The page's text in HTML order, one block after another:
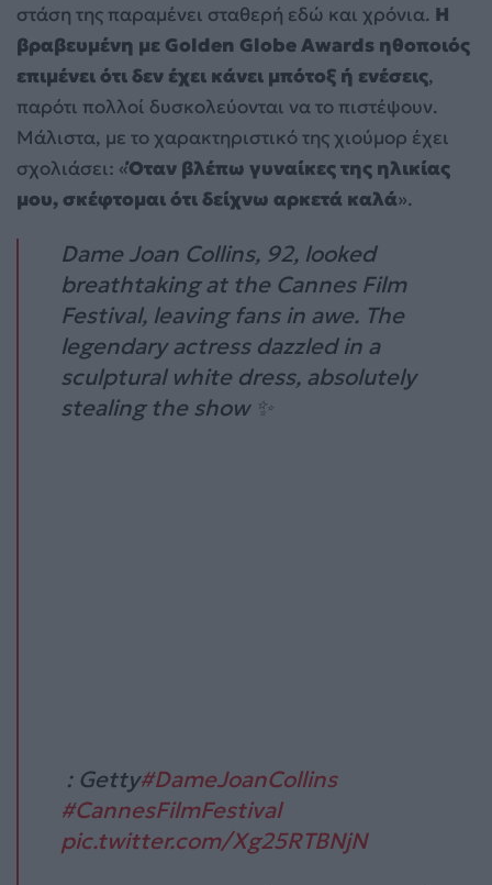
στάση της παραμένει σταθερή εδώ και χρόνια. Η
βραβευμένη με Golden Globe Awards ηθοποιός
επιμένει ότι δεν έχει κάνει μπότοξ ή ενέσεις,
παρότι πολλοί δυσκολεύονται να το πιστέψουν.
Μάλιστα, με το χαρακτηριστικό της χιούμορ έχει
σχολιάσει: «Όταν βλέπω γυναίκες της ηλικίας
μου, σκέφτομαι ότι δείχνω αρκετά καλά».
Dame Joan Collins, 92, looked
breathtaking at the Cannes Film
Festival, leaving fans in awe. The
legendary actress dazzled in a
sculptural white dress, absolutely
stealing the show ✨
️ : Getty#DameJoanCollins
#CannesFilmFestival
pic.twitter.com/Xg25RTBNjN